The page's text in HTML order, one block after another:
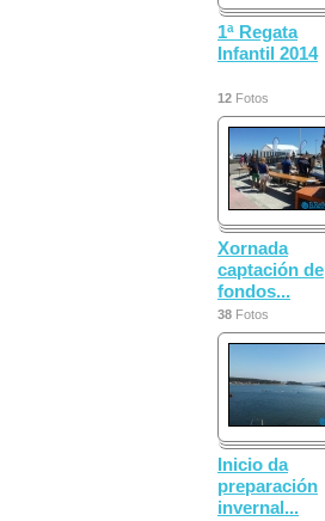
1ª Regata
Infantil 2014
12 Fotos
Xornada
captación de
fondos...
38 Fotos
Inicio da
preparación
invernal...